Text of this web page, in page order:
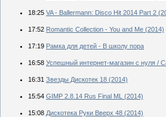
18:25 VA - Ballermann: Disco Hit 2014 Part 2
17:52 Romantic Collection - You and Me (2014)
17:19 Рамка для детей - В школу пора
16:58 Успешный интернет-магазин с нуля /
16:31 Звезды Дискотек 18 (2014)
15:54 GIMP 2.8.14 Rus Final ML (2014)
15:08 Дискотека Руки Вверх 48 (2014)